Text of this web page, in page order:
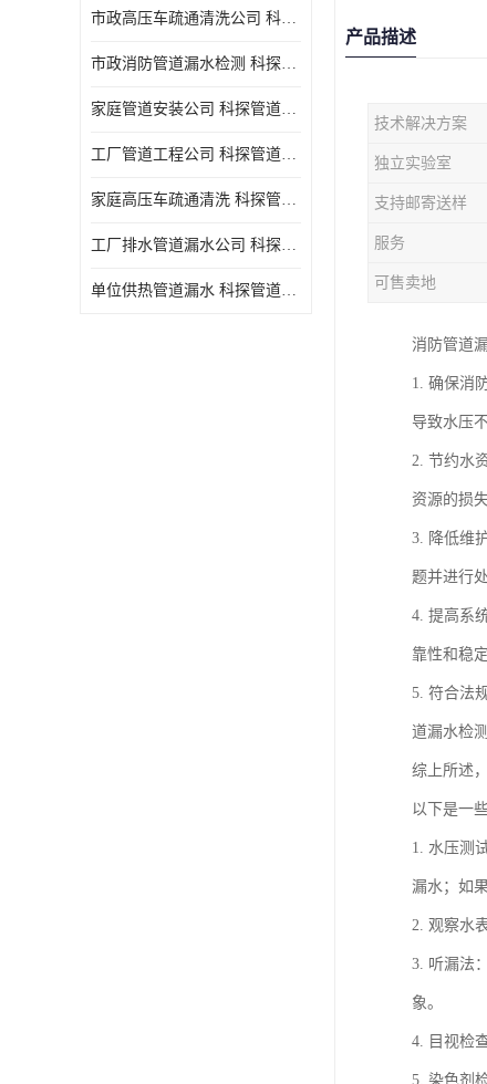
市政高压车疏通清洗公司 科探管道工程 经验丰富
市政消防管道漏水检测 科探管道工程 快速上门
家庭管道安装公司 科探管道工程 团队服务
工厂管道工程公司 科探管道工程 时效快
家庭高压车疏通清洗 科探管道工程 服务周到
工厂排水管道漏水公司 科探管道工程 快速上门
单位供热管道漏水 科探管道工程 设备齐
产品描述
技术解决方案
独立实验室
支持邮寄送样
服务
可售卖地
消防管道
1. 确保消
导致水压
2. 节约水
资源的损
3. 降低维
题并进行
4. 提高系
靠性和稳
5. 符合法
道漏水检
综上所述
以下是一
1. 水压测
漏水；如
2. 观察水
3. 听漏法
象。
4. 目视检
5. 染色剂